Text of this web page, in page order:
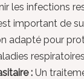
les infections
important de
adapté pour
: Un